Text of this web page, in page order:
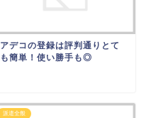
アデコの登録は評判通りとて
も簡単！使い勝手も◎
派遣全般